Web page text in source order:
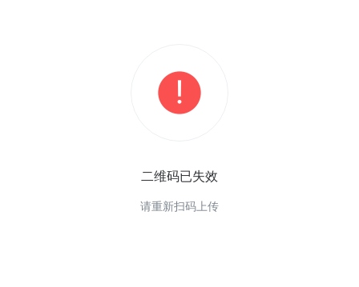
二维码已失效
请重新扫码上传